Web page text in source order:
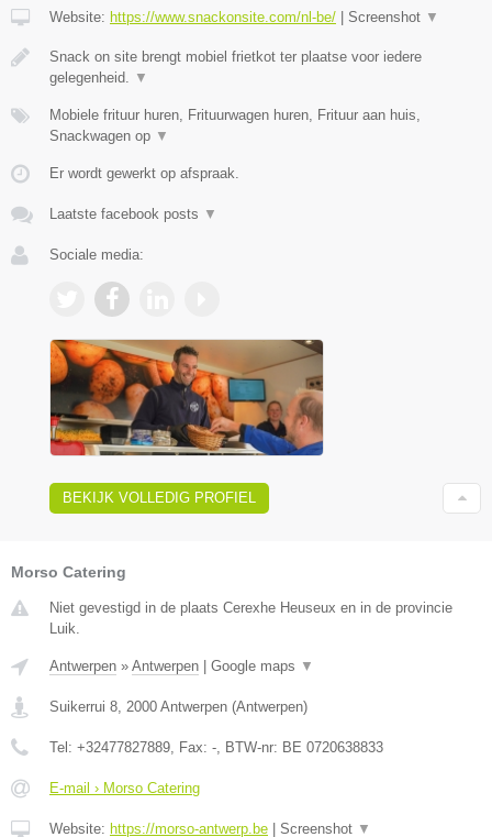
Website: https://www.snackonsite.com/nl-be/ | Screenshot ▼
Snack on site brengt mobiel frietkot ter plaatse voor iedere
gelegenheid.
▼
Mobiele frituur huren, Frituurwagen huren, Frituur aan huis,
Snackwagen op ▼
Er wordt gewerkt op afspraak.
Laatste facebook posts ▼
Sociale media:
BEKIJK VOLLEDIG PROFIEL
Morso Catering
Niet gevestigd in de plaats Cerexhe Heuseux en in de provincie
Luik.
Antwerpen » Antwerpen Google maps ▼
Suikerrui 8 2000 Antwerpen (Antwerpen)
Tel: +32477827889 , Fax: - , BTW-nr: BE 0720638833
E-mail › Morso Catering
Website: https://morso-antwerp.be Screenshot ▼